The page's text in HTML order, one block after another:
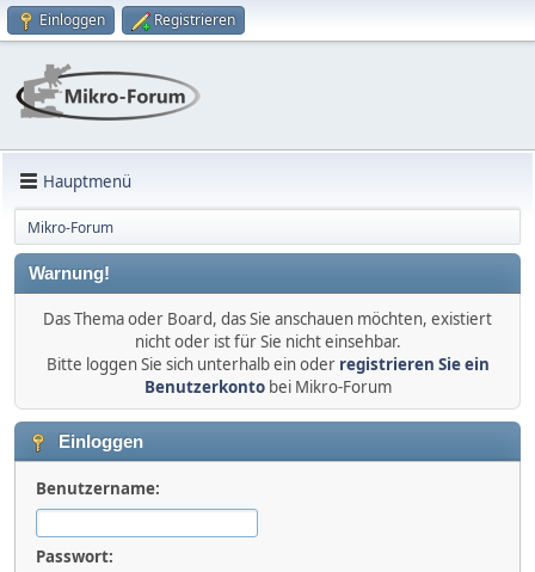
Einloggen Registrieren
Hauptmenü
Mikro-Forum
Warnung!
Das Thema oder Board, das Sie anschauen möchten, existiert
nicht oder ist für Sie nicht einsehbar.
Bitte loggen Sie sich unterhalb ein oder registrieren Sie ein
Benutzerkontobei Mikro-Forum
Einloggen
Benutzername:
Passwort: